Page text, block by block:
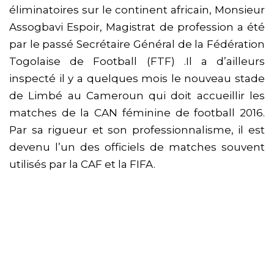
éliminatoires sur le continent africain, Monsieur
Assogbavi Espoir, Magistrat de profession a été
par le passé Secrétaire Général de la Fédération
Togolaise de Football (FTF) .Il a d’ailleurs
inspecté il y a quelques mois le nouveau stade
de Limbé au Cameroun qui doit accueillir les
matches de la CAN féminine de football 2016.
Par sa rigueur et son professionnalisme, il est
devenu l’un des officiels de matches souvent
utilisés par la CAF et la FIFA.